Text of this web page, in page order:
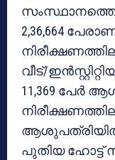
സംസ്ഥാനത്തെ
2,36,664
വീട്/
11,369 പേര്‍
ആശുപത്രിയില്‍
പുതിയ ഹോട്ട്